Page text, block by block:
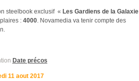
steelbook exclusif « Les Gardiens de la Galaxie
: 4000. Novamedia va tenir compte des
Date précos
11 aout 2017